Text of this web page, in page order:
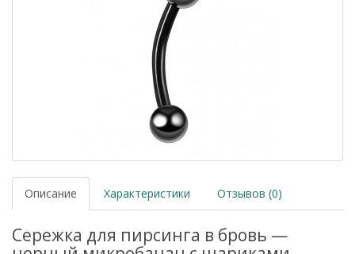
Описание Характеристики Отзывов (0)
Сережка для пирсинга в бровь —